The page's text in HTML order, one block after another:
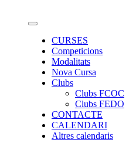
CURSES
Competicions
Modalitats
Nova Cursa
Clubs
Clubs FCOC
Clubs FEDO
CONTACTE
CALENDARI
Altres calendaris